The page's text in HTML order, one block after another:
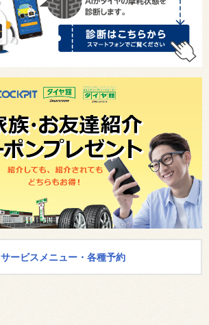
サービスメニュー・各種予約